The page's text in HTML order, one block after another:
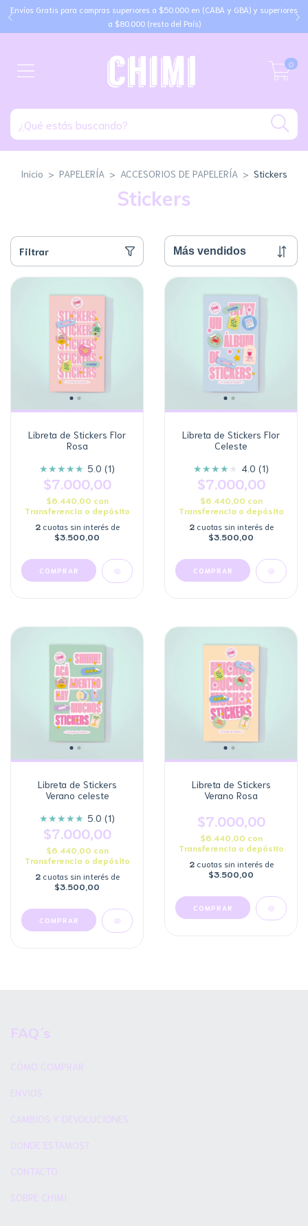
Envíos Gratis para compras superiores a $50.000 en (CABA y GBA) y superiores
a $80.000 (resto del País)
0
Inicio > PAPELERÍA > ACCESORIOS DE PAPELERÍA > Stickers
Stickers
Filtrar
Libreta de Stickers Flor
Rosa
★★★★★ 5.0 (1)
$7.000,00
$6.440,00 con
Transferencia o depósito
2 cuotas sin interés de
$3.500,00
Libreta de Stickers Flor
Celeste
★★★★ ★ 4.0 (1)
$7.000,00
$6.440,00 con
Transferencia o depósito
2 cuotas sin interés de
$3.500,00
Libreta de Stickers
Verano celeste
★★★★★ 5.0 (1)
$7.000,00
$6.440,00 con
Transferencia o depósito
2 cuotas sin interés de
$3.500,00
Libreta de Stickers
Verano Rosa
$7.000,00
$6.440,00 con
Transferencia o depósito
2 cuotas sin interés de
$3.500,00
FAQ´s
CÓMO COMPRAR
ENVIOS
CAMBIOS Y DEVOLUCIONES
DONDE ESTAMOS?
CONTACTO
SOBRE CHIMI